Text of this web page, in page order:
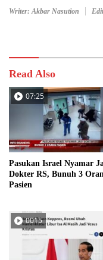
Writer: Akbar Nasution
Read Also
07:25
Pasukan Israel Nyamar
Dokter RS, Bunuh 3
Pasien
0015